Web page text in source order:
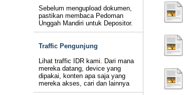
Sebelum mengupload dokumen,
pastikan membaca Pedoman
Unggah Mandiri untuk Depositor.
Traffic Pengunjung
Lihat traffic IDR kami. Dari mana
mereka datang, device yang
dipakai, konten apa saja yang
mereka akses, cari dan lainnya